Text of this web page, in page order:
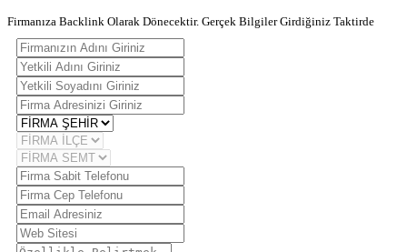
Firmanıza Backlink Olarak Dönecektir. Gerçek Bilgiler Girdiğiniz Taktirde